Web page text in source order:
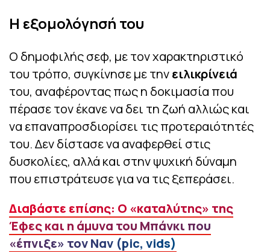
Η εξομολόγησή του
Ο δημοφιλής σεφ, με τον χαρακτηριστικό
του τρόπο, συγκίνησε με τηνειλικρίνειά
του, αναφέροντας πως η δοκιμασία που
πέρασε τον έκανε να δει τη ζωή αλλιώς και
να επαναπροσδιορίσει τις προτεραιότητές
του. Δεν δίστασε να αναφερθεί στις
δυσκολίες, αλλά και στην ψυχική δύναμη
που επιστράτευσε για να τις ξεπεράσει.
Διαβάστε επίσης: Ο «καταλύτης» της
Έφες και η άμυνα του Μπάνκι που
«έπνιξε» τον Ναν (pic, vids)